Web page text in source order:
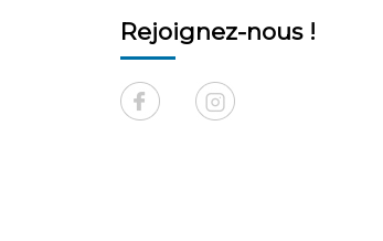
Rejoignez-nous !